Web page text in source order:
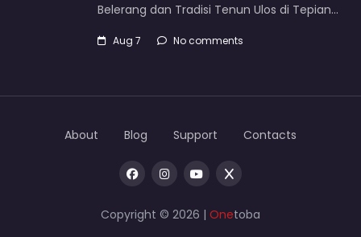
Belerang dan Tradisi Tenun Ulos di Tepian…
Aug 7 No comments
Copyright © 2026 | Onetoba
About Blog Support Contacts